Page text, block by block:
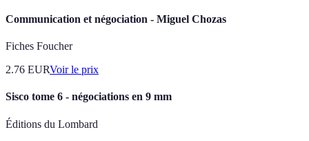
Communication et négociation - Miguel Chozas
Fiches Foucher
2.76 EURVoir le prix
Sisco tome 6 - négociations en 9 mm
Éditions du Lombard